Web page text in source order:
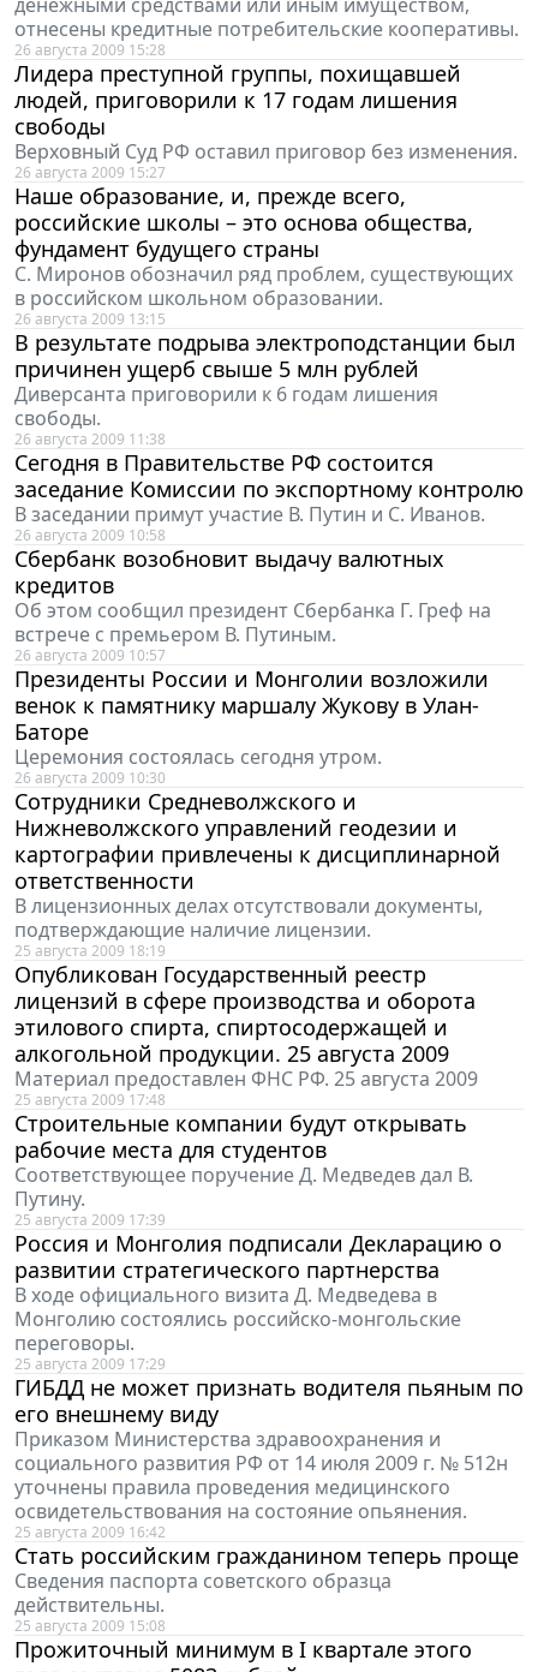
отнесены кредитные потребительские кооперативы.
26 августа 2009 15:28
Лидера преступной группы, похищавшей
людей, приговорили к 17 годам лишения
свободы
Верховный Суд РФ оставил приговор без изменения.
26 августа 2009 15:27
Наше образование, и, прежде всего,
российские школы – это основа общества,
фундамент будущего страны
С. Миронов обозначил ряд проблем, существующих
в российском школьном образовании.
26 августа 2009 13:15
В результате подрыва электроподстанции был
причинен ущерб свыше 5 млн рублей
Диверсанта приговорили к 6 годам лишения
свободы.
26 августа 2009 11:38
Сегодня в Правительстве РФ состоится
заседание Комиссии по экспортному контролю
В заседании примут участие В. Путин и С. Иванов.
26 августа 2009 10:58
Сбербанк возобновит выдачу валютных
кредитов
Об этом сообщил президент Сбербанка Г. Греф на
встрече с премьером В. Путиным.
26 августа 2009 10:57
Президенты России и Монголии возложили
венок к памятнику маршалу Жукову в Улан-
Баторе
Церемония состоялась сегодня утром.
26 августа 2009 10:30
Сотрудники Средневолжского и
Нижневолжского управлений геодезии и
картографии привлечены к дисциплинарной
ответственности
В лицензионных делах отсутствовали документы,
подтверждающие наличие лицензии.
25 августа 2009 18:19
Опубликован Государственный реестр
лицензий в сфере производства и оборота
этилового спирта, спиртосодержащей и
алкогольной продукции. 25 августа 2009
Материал предоставлен ФНС РФ. 25 августа 2009
25 августа 2009 17:48
Строительные компании будут открывать
рабочие места для студентов
Соответствующее поручение Д. Медведев дал В.
Путину.
25 августа 2009 17:39
Россия и Монголия подписали Декларацию о
развитии стратегического партнерства
В ходе официального визита Д. Медведева в
Монголию состоялись российско-монгольские
переговоры.
25 августа 2009 17:29
ГИБДД не может признать водителя пьяным по
его внешнему виду
Приказом Министерства здравоохранения и
социального развития РФ от 14 июля 2009 г. № 512н
уточнены правила проведения медицинского
освидетельствования на состояние опьянения.
25 августа 2009 16:42
Стать российским гражданином теперь проще
Сведения паспорта советского образца
действительны.
25 августа 2009 15:08
Прожиточный минимум в I квартале этого